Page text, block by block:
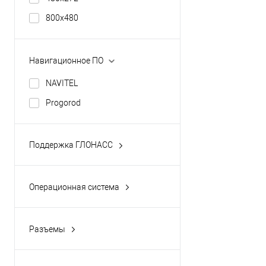
800х480
Навигационное ПО
NAVITEL
Progorod
Поддержка ГЛОНАСС
Операционная система
Разъемы